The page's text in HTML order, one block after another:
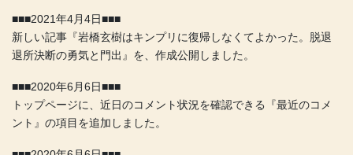
■■■2021年4月4日■■■
新しい記事『岩橋玄樹はキンプリに復帰しなくてよかった。脱退
退所決断の勇気と門出』を、作成公開しました。
■■■2020年6月6日■■■
トップページに、近日のコメント状況を確認できる『最近のコメ
ント』の項目を追加しました。